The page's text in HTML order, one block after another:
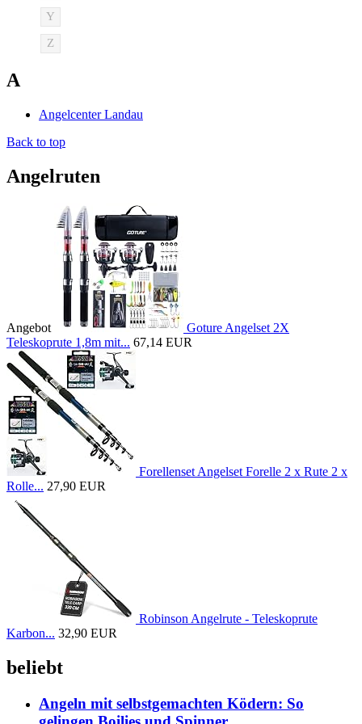
Y
Z
A
Angelcenter Landau
Back to top
Angelruten
Angebot
Goture Angelset 2X
Teleskoprute 1,8m mit... 67,14 EUR
Forellenset Angelset Forelle 2 x Rute 2 x
Rolle... 27,90 EUR
Robinson Angelrute - Teleskoprute
Karbon... 32,90 EUR
beliebt
Angeln mit selbstgemachten Ködern: So